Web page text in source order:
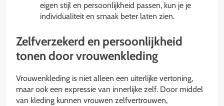
eigen stijl en persoonlijkheid passen, kun je je
individualiteit en smaak beter laten zien.
Zelfverzekerd en persoonlijkheid
tonen door vrouwenkleding
Vrouwenkleding is niet alleen een uiterlijke vertoning,
maar ook een expressie van innerlijke zelf. Door middel
van kleding kunnen vrouwen zelfvertrouwen,